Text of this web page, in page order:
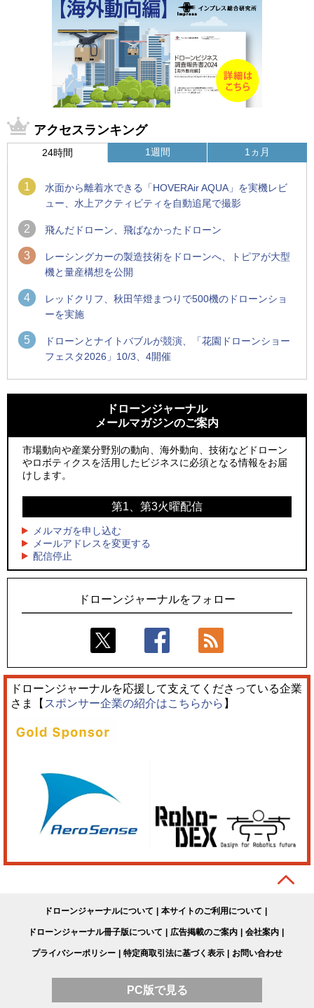
アクセスランキング
24時間
1
水面から離着水できる「HOVERAir AQUA」を実機レビ
ュー、水上アクティビティを自動追尾で撮影
2 飛んだドローン、飛ばなかったドローン
3
レーシングカーの製造技術をドローンへ、トピアが大型
機と量産構想を公開
4
レッドクリフ、秋田竿燈まつりで500機のドローンショ
ーを実施
5
ドローンとナイトバブルが競演、「花園ドローンショー
フェスタ2026」10/3、4開催
1週間
ーンが採択、国産機で量産調達を目指す
飛んだドローン、飛ばなかったドローン
ドローンとナイトバブルが競演、「花園ドローンショーフェ
スタ2026」10/3、4開催
水面から離着水できる「HOVERAir AQUA」を実機レビュー、
水上アクティビティを自動追尾で撮影
レーシングカーの製造技術をドローンへ、トピアが大型機と
量産構想を公開
1ヵ月
ン」とドローンショーによる新演出を実施
防衛装備庁「迎撃ドローン早期取得プログラム」にテラドロ
ーンが採択、国産機で量産調達を目指す
サザンビーチちがさき花火大会で「復活の花火」打ち上げ、
ロボデックス、2時間超の飛行を目指す新型水素燃料電池ドロ
ーンを公開
防衛だけではない、測量から屋内点検まで展開するテラドロ
ーンのソリューション
ドローンジャーナル
メールマガジンのご案内
市場動向や産業分野別の動向、海外動向、技術などドローン
やロボティクスを活用したビジネスに必須となる情報をお届
けします。
第1、第3火曜配信
メルマガを申し込む
メールアドレスを変更する
配信停止
ドローンジャーナルをフォロー
ドローンジャーナルを応援して支えてくださっている企業
さま【 スポンサー企業の紹介はこちらから 】
ドローンジャーナルについて 本サイトのご利用について
ドローンジャーナル冊子版について 広告掲載のご案内 会社案内
プライバシーポリシー 特定商取引法に基づく表示 お問い合わせ
PC版で見る